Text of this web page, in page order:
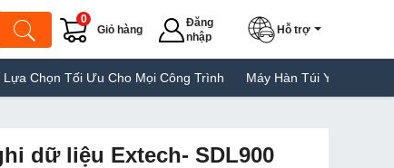
Giỏ hàng
0
Đăng
nhập
Hỗ trợ
Tối Ưu Cho Mọi Công Trình Máy Hàn Túi Yamafuji Lựa
dữ liệu Extech- SDL900